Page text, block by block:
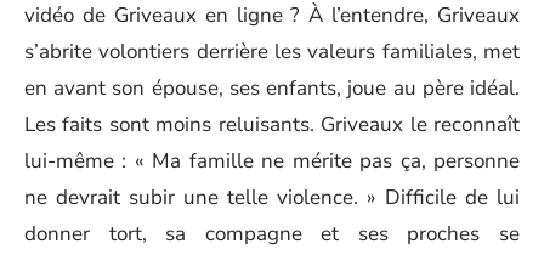
vidéo de Griveaux en ligne ? À l’entendre, Griveaux
s’abrite volontiers derrière les valeurs familiales, met
en avant son épouse, ses enfants, joue au père idéal.
Les faits sont moins reluisants. Griveaux le reconnaît
lui-même : « Ma famille ne mérite pas ça, personne
ne devrait subir une telle violence. » Difficile de lui
donner tort, sa compagne et ses proches se